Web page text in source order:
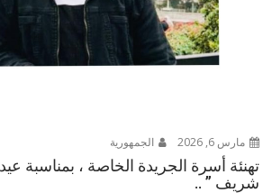
مارس 6, 2026 الجمهورية
تهنئة أسرة الجريدة الخاصة ، بمناسبة
شريف ” ..